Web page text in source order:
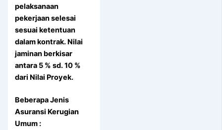
pelaksanaan
pekerjaan selesai
sesuai ketentuan
dalam kontrak. Nilai
jaminan berkisar
antara 5 % sd. 10 %
dari Nilai Proyek.
Beberapa Jenis
Asuransi Kerugian
Umum :